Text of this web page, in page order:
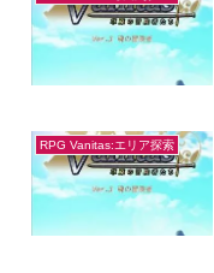
RPG Vanitas:エリア探索